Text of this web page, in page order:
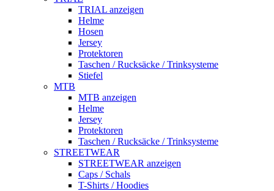
TRIAL anzeigen
Helme
Hosen
Jersey
Protektoren
Taschen / Rucksäcke / Trinksysteme
Stiefel
MTB
MTB anzeigen
Helme
Jersey
Protektoren
Taschen / Rucksäcke / Trinksysteme
STREETWEAR
STREETWEAR anzeigen
Caps / Schals
T-Shirts / Hoodies